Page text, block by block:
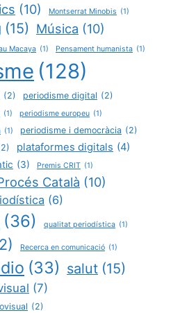
(10) Montserrat Minobis (1)
(15) Música (10)
Macaya (1) Pensament humanista (1)
(128)
(2) periodisme digital (2)
(1) periodisme europeu (1)
(1) periodisme i democràcia (2)
plataformes digitals (4)
(3) Premis CRIT (1)
Català (10)
(6)
(36) qualitat periodística (1)
Recerca en comunicació (1)
(33) salut (15)
(7)
(2)